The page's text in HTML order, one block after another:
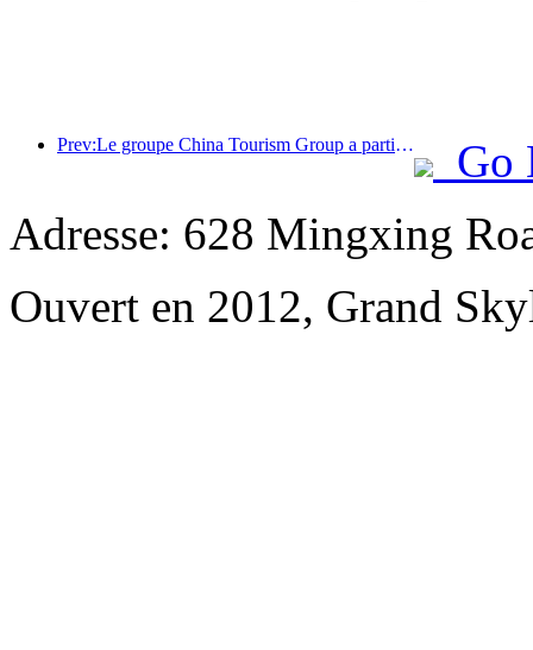
Prev:Le groupe China Tourism Group a participé à l'Exposition internationale d'importation de Chine pendant huit années consécutives, signant des contrats d'une valeur de plus d'un milliard de dollars américains.
Go
Adresse: 628 Mingxing
Ouvert en 2012, Grand